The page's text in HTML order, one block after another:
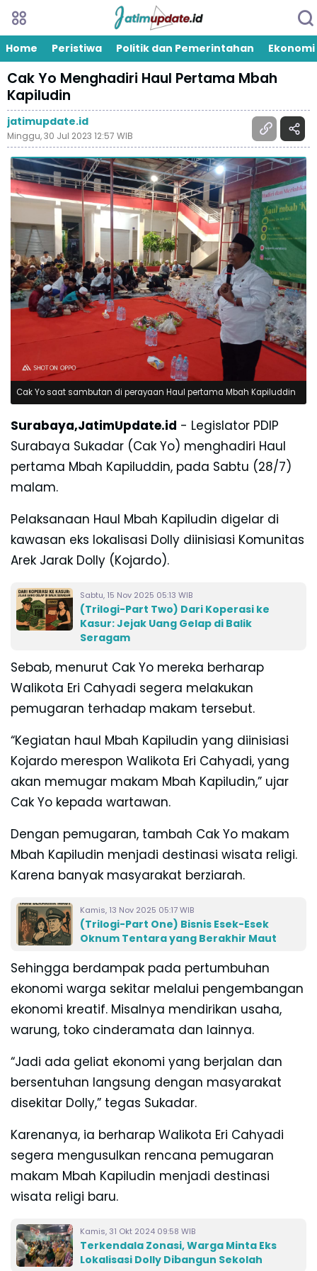
Home Peristiwa Politik dan Pemerintahan Ekonomi
Cak Yo Menghadiri Haul Pertama Mbah
Kapiludin
jatimupdate.id
Minggu, 30 Jul 2023 12:57 WIB
Cak Yo saat sambutan di perayaan Haul pertama Mbah Kapiluddin
Surabaya,JatimUpdate.id - Legislator PDIP
Surabaya Sukadar (Cak Yo) menghadiri Haul
pertama Mbah Kapiluddin, pada Sabtu (28/7)
malam.
Pelaksanaan Haul Mbah Kapiludin digelar di
kawasan eks lokalisasi Dolly diinisiasi Komunitas
Arek Jarak Dolly (Kojardo).
Sabtu, 15 Nov 2025 05:13 WIB
(Trilogi-Part Two) Dari Koperasi ke
Kasur: Jejak Uang Gelap di Balik
Seragam
Sebab, menurut Cak Yo mereka berharap
Walikota Eri Cahyadi segera melakukan
pemugaran terhadap makam tersebut.
“Kegiatan haul Mbah Kapiludin yang diinisiasi
Kojardo merespon Walikota Eri Cahyadi, yang
akan memugar makam Mbah Kapiludin,” ujar
Cak Yo kepada wartawan.
Dengan pemugaran, tambah Cak Yo makam
Mbah Kapiludin menjadi destinasi wisata religi.
Karena banyak masyarakat berziarah.
Kamis, 13 Nov 2025 05:17 WIB
(Trilogi-Part One) Bisnis Esek-Esek
Oknum Tentara yang Berakhir Maut
Sehingga berdampak pada pertumbuhan
ekonomi warga sekitar melalui pengembangan
ekonomi kreatif. Misalnya mendirikan usaha,
warung, toko cinderamata dan lainnya.
“Jadi ada geliat ekonomi yang berjalan dan
bersentuhan langsung dengan masyarakat
disekitar Dolly,” tegas Sukadar.
Karenanya, ia berharap Walikota Eri Cahyadi
segera mengusulkan rencana pemugaran
makam Mbah Kapiludin menjadi destinasi
wisata religi baru.
Kamis, 31 Okt 2024 09:58 WIB
Terkendala Zonasi, Warga Minta Eks
Lokalisasi Dolly Dibangun Sekolah